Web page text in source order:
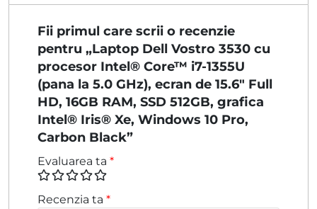
Fii primul care scrii o recenzie
pentru „Laptop Dell Vostro 3530 cu
procesor Intel® Core™ i7-1355U
(pana la 5.0 GHz), ecran de 15.6″ Full
HD, 16GB RAM, SSD 512GB, grafica
Intel® Iris® Xe, Windows 10 Pro,
Carbon Black”
Evaluarea ta *
Recenzia ta *